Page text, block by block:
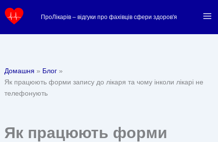
до
ПроЛікарів – відгуки про фахівців сфери здоров'я
Домашня
Блог
Як працюють форми запису до лікаря та чому інколи лікарі не
телефонують
Як працюють форми